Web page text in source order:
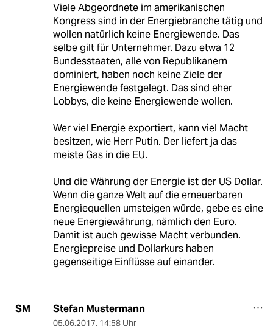
Viele Abgeordnete im amerikanischen
Kongress sind in der Energiebranche tätig und
wollen natürlich keine Energiewende. Das
selbe gilt für Unternehmer. Dazu etwa 12
Bundesstaaten, alle von Republikanern
dominiert, haben noch keine Ziele der
Energiewende festgelegt. Das sind eher
Lobbys, die keine Energiewende wollen.
Wer viel Energie exportiert, kann viel Macht
besitzen, wie Herr Putin. Der liefert ja das
meiste Gas in die EU.
Und die Währung der Energie ist der US Dollar.
Wenn die ganze Welt auf die erneuerbaren
Energiequellen umsteigen würde, gebe es eine
neue Energiewährung, nämlich den Euro.
Damit ist auch gewisse Macht verbunden.
Energiepreise und Dollarkurs haben
gegenseitige Einflüsse auf einander.
SM Stefan Mustermann
05.06.2017, 14:58 Uhr